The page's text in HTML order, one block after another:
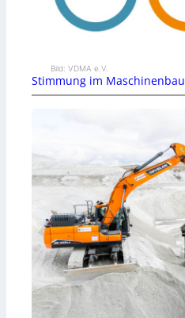
Bild: VDMA e.V.
Stimmung im Maschinenbau